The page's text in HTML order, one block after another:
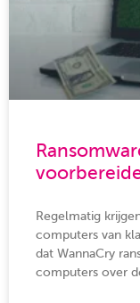
Regelmatig
computers van
dat WannaCry
computers over